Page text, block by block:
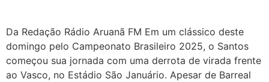
Da Redação Rádio Aruanã FM Em um clássico deste
domingo pelo Campeonato Brasileiro 2025, o Santos
começou sua jornada com uma derrota de virada frente
ao Vasco, no Estádio São Januário. Apesar de Barreal